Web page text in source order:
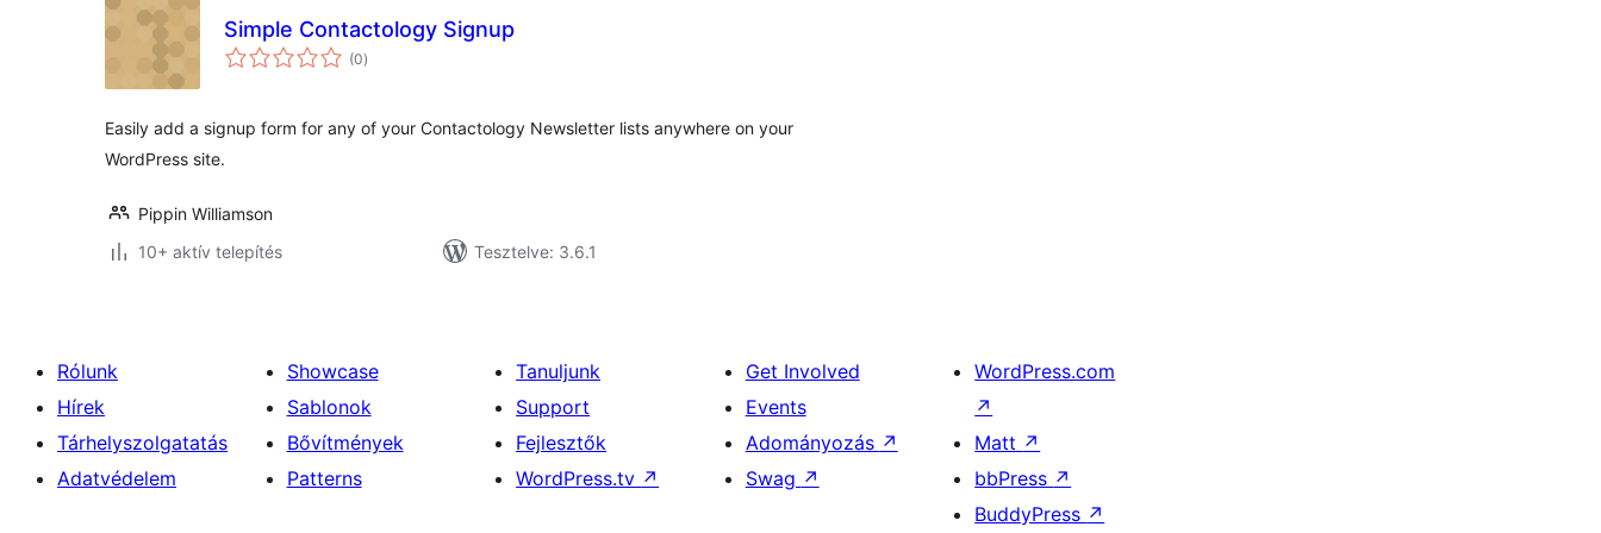
Simple Contactology Signup
(0értékelés
összesen
)
Easily add a signup form for any of your Contactology Newsletter lists anywhere on your
WordPress site.
Pippin Williamson
10+ aktív telepítés
Tesztelve: 3.6.1
Rólunk
Hírek
Tárhelyszolgatatás
Adatvédelem
Showcase
Sablonok
Bővítmények
Patterns
Tanuljunk
Support
Fejlesztők
WordPress.tv ↗
Get Involved
Events
Adományozás ↗
Swag ↗
WordPress.com
↗
Matt ↗
bbPress ↗
BuddyPress ↗